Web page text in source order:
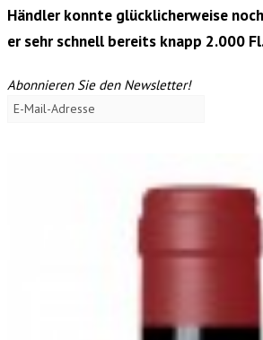
Händler konnte glücklicherweise
er sehr schnell bereits knapp 2.000
Abonnieren Sie den Newsletter!